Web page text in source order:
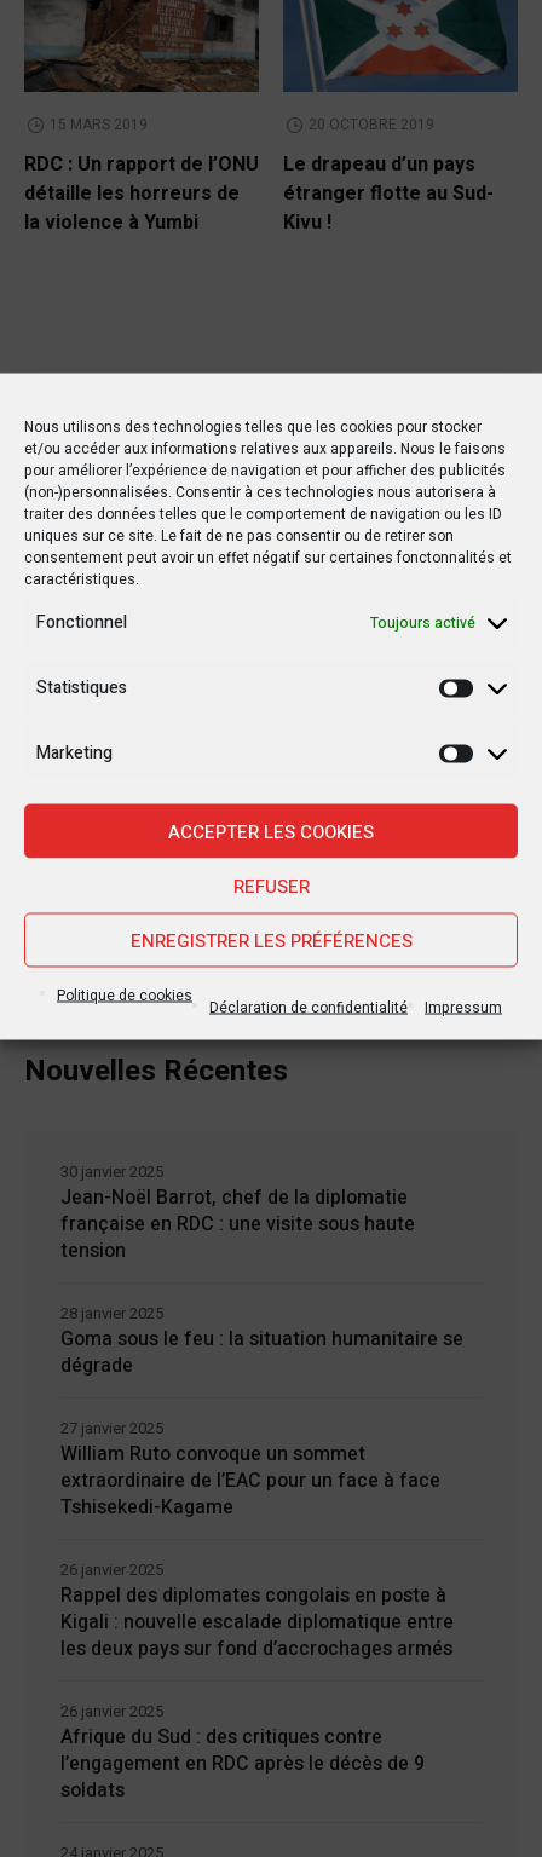
Nous utilisons des technologies telles que les cookies pour stocker
et/ou accéder aux informations relatives aux appareils. Nous le faisons
pour améliorer l’expérience de navigation et pour afficher des publicités
(non-)personnalisées. Consentir à ces technologies nous autorisera à
traiter des données telles que le comportement de navigation ou les ID
uniques sur ce site. Le fait de ne pas consentir ou de retirer son
consentement peut avoir un effet négatif sur certaines fonctonnalités et
caractéristiques.
Fonctionnel Toujours activé
Statistiques
Marketing
ACCEPTER LES COOKIES
REFUSER
ENREGISTRER LES PRÉFÉRENCES
Politique de cookies
Déclaration de confidentialité Impressum
15 MARS 2019
RDC : Un rapport de l’ONU
détaille les horreurs de
la violence à Yumbi
20 OCTOBRE 2019
Le drapeau d’un pays
étranger flotte au Sud-
Kivu !
Nouvelles Récentes
Jean-Noël Barrot, chef de la diplomatie
française en RDC : une visite sous haute
tension
30 janvier 2025
Goma sous le feu : la situation humanitaire se
dégrade
28 janvier 2025
William Ruto convoque un sommet
extraordinaire de l’EAC pour un face à face
Tshisekedi-Kagame
27 janvier 2025
Rappel des diplomates congolais en poste à
Kigali : nouvelle escalade diplomatique entre
les deux pays sur fond d’accrochages armés
26 janvier 2025
Afrique du Sud : des critiques contre
l’engagement en RDC après le décès de 9
soldats
26 janvier 2025
24 janvier 2025